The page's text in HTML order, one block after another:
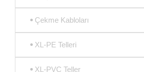
Çekme Kabloları
XL-PE Telleri
XL-PVC Teller